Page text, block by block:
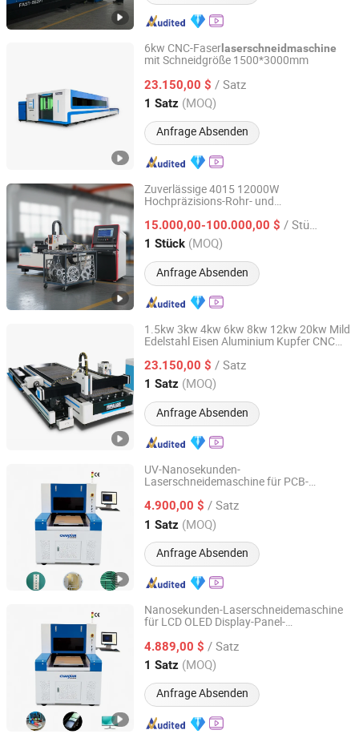
6kw CNC-Faser laserschneidmaschine
mit Schneidgröße 1500*3000mm
23.150,00 $ / Satz
1 Satz (MOQ)
Anfrage Absenden
Nanjing Prima CNC Machinery Co., Ltd.
Jiangsu, China Seit 2018
Zuverlässige 4015 12000W
Hochpräzisions-Rohr- und
effizientes Arbeiten
15.000,00-100.000,00 $ / Stück
1 Stück (MOQ)
Anfrage Absenden
Jiangsu SOHO Innovation & Technology Group Kasin
Industry & Trade Co., Ltd.
Jiangsu, China Seit 2025
1.5kw 3kw 4kw 6kw 8kw 12kw 20kw Mild
Edelstahl Eisen Aluminium Kupfer CNC
automatisches elektrisches Faserlaser-
Schneiden
23.150,00 $ / Satz
1 Satz (MOQ)
Anfrage Absenden
Nanjing Prima CNC Machinery Co., Ltd.
Jiangsu, China Seit 2018
UV-Nanosekunden-
Laserschneidemaschine für PCB-
4.900,00 $ / Satz
1 Satz (MOQ)
Anfrage Absenden
Chanxan (Changshu) Laser Technology Co., Ltd.
Jiangsu, China Seit 2026
Nanosekunden-Laserschneidemaschine
für LCD OLED Display-Panel-
4.889,00 $ / Satz
1 Satz (MOQ)
Anfrage Absenden
Chanxan (Changshu) Laser Technology Co., Ltd.
Jiangsu, China Seit 2026